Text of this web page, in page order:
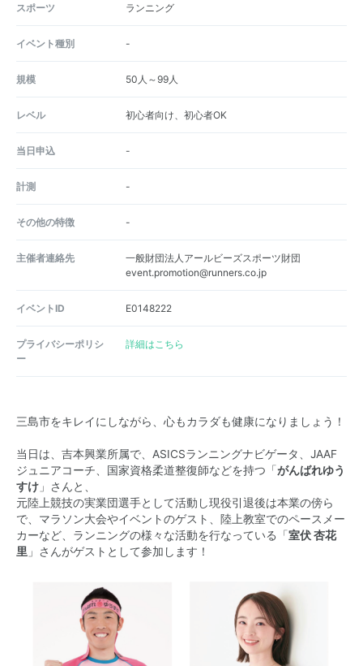
スポーツ ランニング
イベント種別 -
規模 50人～99人
レベル 初心者向け、初心者OK
当日申込 -
計測 -
その他の特徴 -
主催者連絡先
一般財団法人アールビーズスポーツ財団
event.promotion@runners.co.jp
イベントID E0148222
プライバシーポリシ
ー
詳細はこちら
三島市をキレイにしながら、心もカラダも健康になりましょう！
当日は、吉本興業所属で、ASICSランニングナビゲータ、JAAF
ジュニアコーチ、国家資格柔道整復師などを持つ「がんばれゆう
すけ 」さんと、
元陸上競技の実業団選手として活動し現役引退後は本業の傍ら
で、マラソン大会やイベントのゲスト、陸上教室でのペースメー
カーなど、ランニングの様々な活動を行なっている「室伏 杏花
里 」さんがゲストとして参加します！